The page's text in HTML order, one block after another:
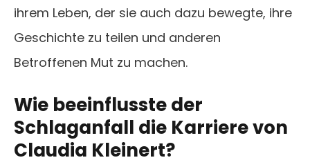
ihrem Leben, der sie auch dazu bewegte, ihre
Geschichte zu teilen und anderen
Betroffenen Mut zu machen.
Wie beeinflusste der
Schlaganfall die Karriere von
Claudia Kleinert?